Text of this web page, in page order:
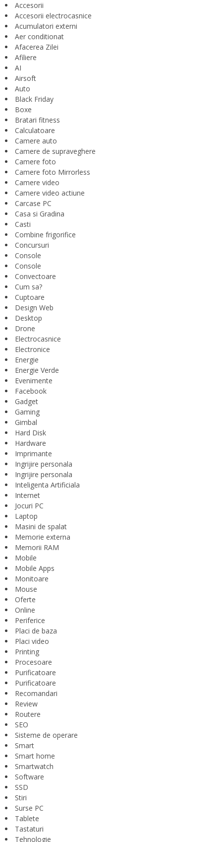
Accesorii
Accesorii electrocasnice
Acumulatori externi
Aer conditionat
Afacerea Zilei
Afiliere
AI
Airsoft
Auto
Black Friday
Boxe
Bratari fitness
Calculatoare
Camere auto
Camere de supraveghere
Camere foto
Camere foto Mirrorless
Camere video
Camere video actiune
Carcase PC
Casa si Gradina
Casti
Combine frigorifice
Concursuri
Console
Console
Convectoare
Cum sa?
Cuptoare
Design Web
Desktop
Drone
Electrocasnice
Electronice
Energie
Energie Verde
Evenimente
Facebook
Gadget
Gaming
Gimbal
Hard Disk
Hardware
Imprimante
Ingrijire personala
Ingrijire personala
Inteligenta Artificiala
Internet
Jocuri PC
Laptop
Masini de spalat
Memorie externa
Memorii RAM
Mobile
Mobile Apps
Monitoare
Mouse
Oferte
Online
Periferice
Placi de baza
Placi video
Printing
Procesoare
Purificatoare
Purificatoare
Recomandari
Review
Routere
SEO
Sisteme de operare
Smart
Smart home
Smartwatch
Software
SSD
Stiri
Surse PC
Tablete
Tastaturi
Tehnologie